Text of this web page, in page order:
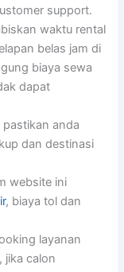
support.
waktu rental
belas jam di
biaya sewa
dapat
anda
dan destinasi
website ini
, biaya tol dan
layanan
jika calon